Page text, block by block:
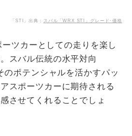
「STI」出典： スバル「WRX STI」グレード･価格
ツカーとしての走りを楽し
スバル伝統の水平対向
のポテンシャルを活かすパッ
スポーツカーに期待される
させてくれることでしょ